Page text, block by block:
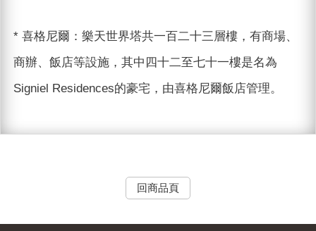
* 喜格尼爾：樂天世界塔共一百二十三層樓，有商場、
商辦、飯店等設施，其中四十二至七十一樓是名為
Signiel Residences的豪宅，由喜格尼爾飯店管理。
回商品頁